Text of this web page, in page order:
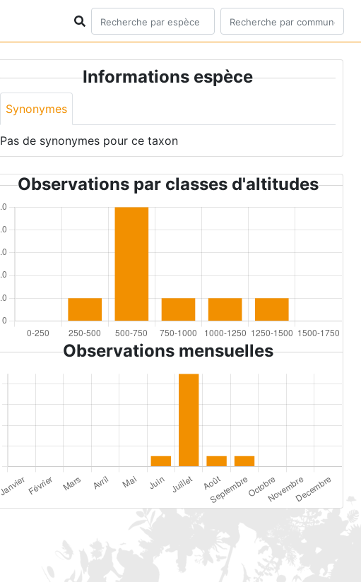
Informations espèce
Synonymes
Pas de synonymes pour ce taxon
Observations par classes d'altitudes
Observations mensuelles